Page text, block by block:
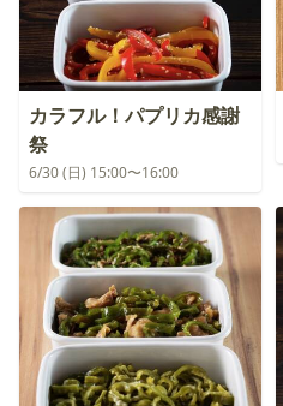
カラフル！パプリカ感謝
祭
6/30 (日) 15:00〜16:00